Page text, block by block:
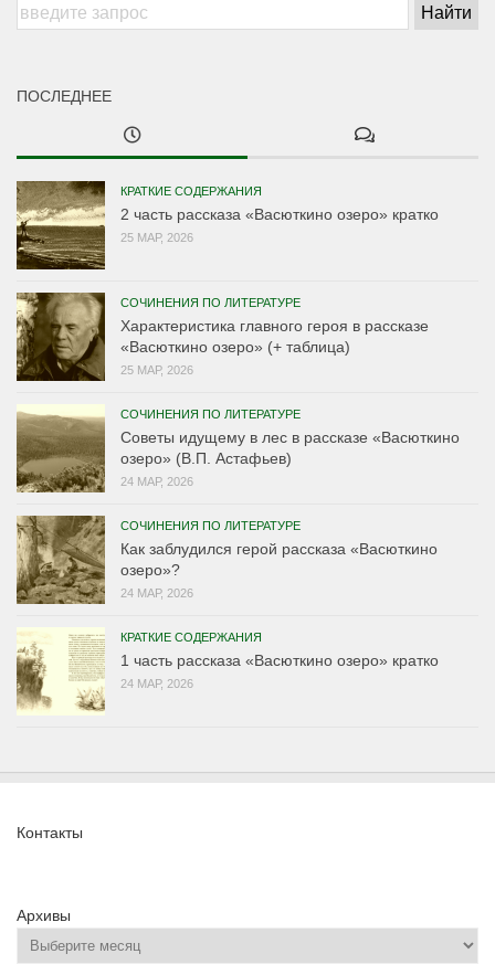
ПОСЛЕДНЕЕ
КРАТКИЕ СОДЕРЖАНИЯ
2 часть рассказа «Васюткино озеро» кратко
25 МАР, 2026
СОЧИНЕНИЯ ПО ЛИТЕРАТУРЕ
Характеристика главного героя в рассказе
«Васюткино озеро» (+ таблица)
25 МАР, 2026
СОЧИНЕНИЯ ПО ЛИТЕРАТУРЕ
Советы идущему в лес в рассказе «Васюткино
озеро» (В.П. Астафьев)
24 МАР, 2026
СОЧИНЕНИЯ ПО ЛИТЕРАТУРЕ
Как заблудился герой рассказа «Васюткино
озеро»?
24 МАР, 2026
КРАТКИЕ СОДЕРЖАНИЯ
1 часть рассказа «Васюткино озеро» кратко
24 МАР, 2026
Контакты
Архивы